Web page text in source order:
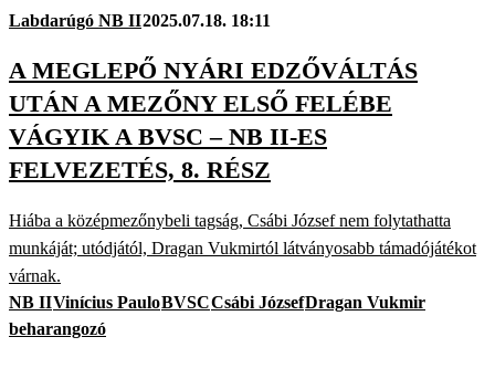
Labdarúgó NB II2025.07.18. 18:11
A MEGLEPŐ NYÁRI EDZŐVÁLTÁS
UTÁN A MEZŐNY ELSŐ FELÉBE
VÁGYIK A BVSC – NB II-ES
FELVEZETÉS, 8. RÉSZ
Hiába a középmezőnybeli tagság, Csábi József nem folytathatta
munkáját; utódjától, Dragan Vukmirtól látványosabb támadójátékot
várnak.
NB IIVinícius PauloBVSCCsábi JózsefDragan Vukmir
beharangozó